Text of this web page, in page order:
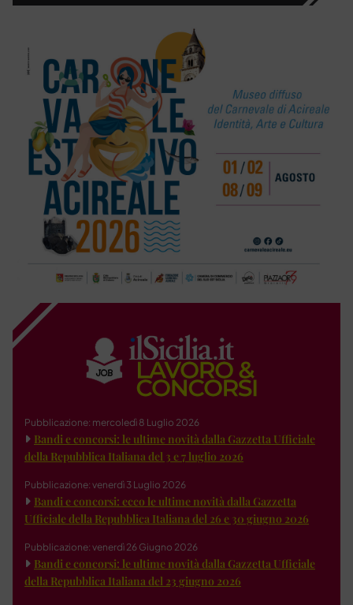
Pubblicazione: mercoledì 8 Luglio 2026
Bandi e concorsi: le ultime novità dalla Gazzetta Ufficiale
della Repubblica Italiana del 3 e 7 luglio 2026
Pubblicazione: venerdì 3 Luglio 2026
Bandi e concorsi: ecco le ultime novità dalla Gazzetta
Ufficiale della Repubblica Italiana del 26 e 30 giugno 2026
Pubblicazione: venerdì 26 Giugno 2026
Bandi e concorsi: le ultime novità dalla Gazzetta Ufficiale
della Repubblica Italiana del 23 giugno 2026